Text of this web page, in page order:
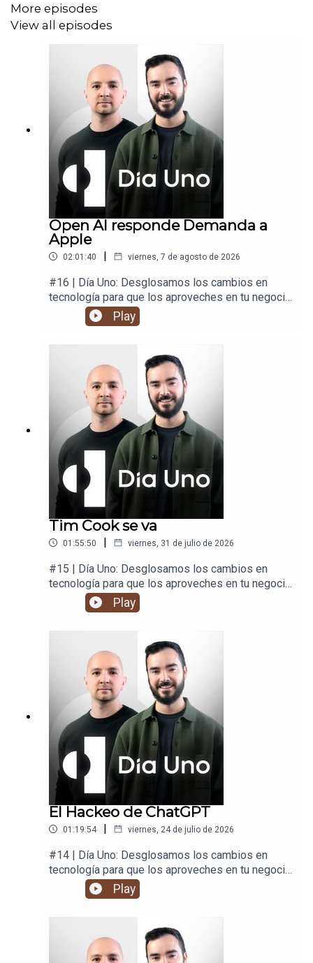
More episodes
View all episodes
Open AI responde Demanda a
Apple
02:01:40 | viernes, 7 de agosto de 2026
#16 | Día Uno: Desglosamos los cambios en
tecnología para que los aproveches en tu negocio
y en tu vida.
Play
Tim Cook se va
01:55:50 | viernes, 31 de julio de 2026
#15 | Día Uno: Desglosamos los cambios en
tecnología para que los aproveches en tu negocio
y en tu vida.
Play
El Hackeo de ChatGPT
01:19:54 | viernes, 24 de julio de 2026
#14 | Día Uno: Desglosamos los cambios en
tecnología para que los aproveches en tu negocio
y en tu vida.
Play